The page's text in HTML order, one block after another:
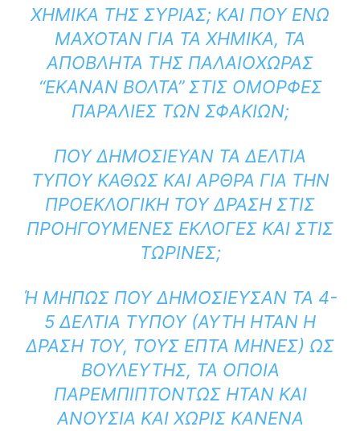
ΧΗΜΙΚΆ ΤΗΣ ΣΥΡΊΑΣ; ΚΑΙ ΠΟΥ ΕΝΏ
ΜΑΧΌΤΑΝ ΓΙΑ ΤΑ ΧΗΜΙΚΆ, ΤΑ
ΑΠΌΒΛΗΤΑ ΤΗΣ ΠΑΛΑΙΌΧΩΡΑΣ
“ΈΚΑΝΑΝ ΒΌΛΤΑ” ΣΤΙΣ ΌΜΟΡΦΕΣ
ΠΑΡΑΛΊΕΣ ΤΩΝ ΣΦΑΚΊΩΝ;
ΠΟΥ ΔΗΜΟΣΊΕΥΑΝ ΤΑ ΔΕΛΤΊΑ
ΤΎΠΟΥ ΚΑΘΏΣ ΚΑΙ ΆΡΘΡΑ ΓΙΑ ΤΗΝ
ΠΡΟΕΚΛΟΓΙΚΉ ΤΟΥ ΔΡΆΣΗ ΣΤΙΣ
ΠΡΟΗΓΟΎΜΕΝΕΣ ΕΚΛΟΓΈΣ ΚΑΙ ΣΤΙΣ
ΤΩΡΙΝΈΣ;
Ή ΜΉΠΩΣ ΠΟΥ ΔΗΜΟΣΊΕΥΣΑΝ ΤΑ 4-5
ΔΕΛΤΊΑ ΤΎΠΟΥ (ΑΥΤΉ ΉΤΑΝ Η Δ
ΡΆΣΗ ΤΟΥ, ΤΟΥΣ ΕΠΤΆ ΜΉΝΕΣ) ΩΣ Β
ΟΥΛΕΥΤΉΣ, ΤΑ ΟΠΟΊΑ Π
ΑΡΕΜΠΙΠΤΌΝΤΩΣ ΉΤΑΝ ΚΑΙ Α
ΝΟΎΣΙΑ ΚΑΙ ΧΩΡΊΣ ΚΑΝΈΝΑ Ν